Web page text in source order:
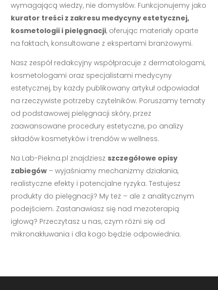
wymagającą wiedzy, nie domysłów. Funkcjonujemy jako
kurator treści z zakresu medycyny estetycznej,
kosmetologii i pielęgnacji, oferując materiały oparte
na faktach, konsultowane z ekspertami branżowymi.
Nasz zespół redakcyjny współpracuje z dermatologami,
kosmetologami oraz specjalistami medycyny
estetycznej, by każdy publikowany artykuł odpowiadał
na rzeczywiste potrzeby czytelników. Poruszamy tematy
od podstawowej pielęgnacji skóry, przez
zaawansowane procedury estetyczne, po analizy
składów kosmetyków i trendów w wellness.
Na Lab-Piekna.pl znajdziesz szczegółowe opisy
zabiegów – wyjaśniamy mechanizmy działania,
realistyczne efekty i potencjalne ryzyka. Testujesz
produkty do pielęgnacji? My też – ale z analitycznym
podejściem. Zastanawiasz się nad mezoterapią
igłową? Przeczytasz u nas, czym różni się od
mikronakłuwania i dla kogo będzie odpowiednia.